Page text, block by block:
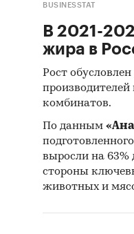
BUSINESSTAT
В 2021-
жира в
Рост
комбинатов.
По данным
выросли на 63%
стороны
животных и